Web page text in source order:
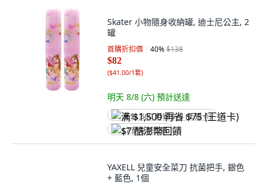
Skater 小物隨身收納罐, 迪士尼公主, 2
罐
首購折扣價 40%$138
$82
($41.00/1套)
明天 8/8 (六) 預計送達
满 $1,500 再省 $75 (王道卡)
$7 酷澎幣回饋
YAXELL 兒童安全菜刀 抗菌把手, 銀色
+ 藍色, 1個